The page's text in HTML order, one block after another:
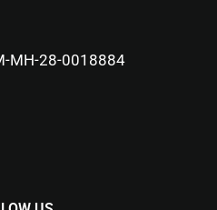
MH-28-0018884